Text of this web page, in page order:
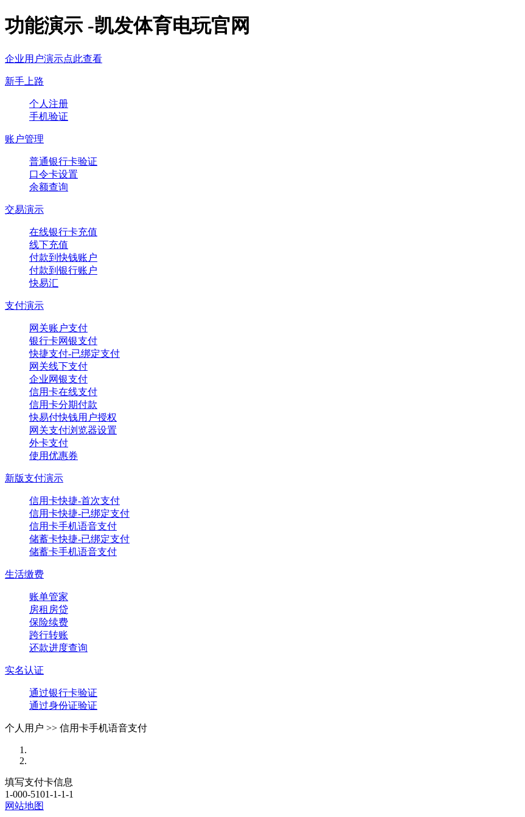
功能演示 -凯发体育电玩官网
企业用户演示点此查看
新手上路
个人注册
手机验证
账户管理
普通银行卡验证
口令卡设置
余额查询
交易演示
在线银行卡充值
线下充值
付款到快钱账户
付款到银行账户
快易汇
支付演示
网关账户支付
银行卡网银支付
快捷支付-已绑定支付
网关线下支付
企业网银支付
信用卡在线支付
信用卡分期付款
快易付快钱用户授权
网关支付浏览器设置
外卡支付
使用优惠券
新版支付演示
信用卡快捷-首次支付
信用卡快捷-已绑定支付
信用卡手机语音支付
储蓄卡快捷-已绑定支付
储蓄卡手机语音支付
生活缴费
账单管家
房租房贷
保险续费
跨行转账
还款进度查询
实名认证
通过银行卡验证
通过身份证验证
个人用户 >> 信用卡手机语音支付
填写支付卡信息
1-000-5101-1-1-1
网站地图